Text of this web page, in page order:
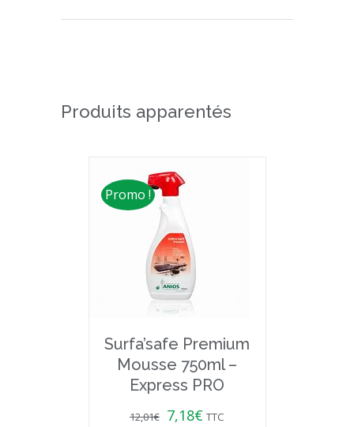
Produits apparentés
Promo !
Surfa’safe Premium
Mousse 750ml –
Express PRO
12,01€ 7,18€ TTC